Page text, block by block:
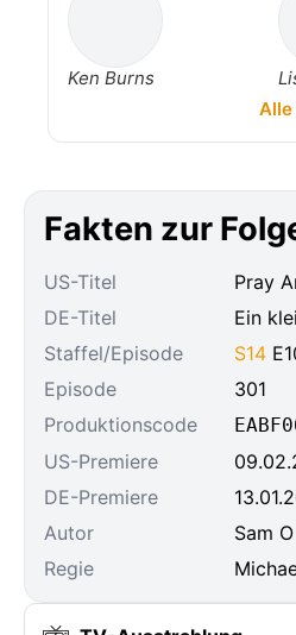
Ken Burns
Alle
Fakten zur
US-Titel
Pray
DE-Titel
Ein
Staffel/Episode
S14
Episode
301
Produktionscode
US-Premiere
DE-Premiere
Autor
Sam
Regie